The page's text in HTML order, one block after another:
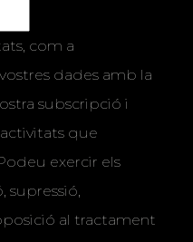
com a
dades amb la
subscripció i
que
exercir els
supressió,
al tractament